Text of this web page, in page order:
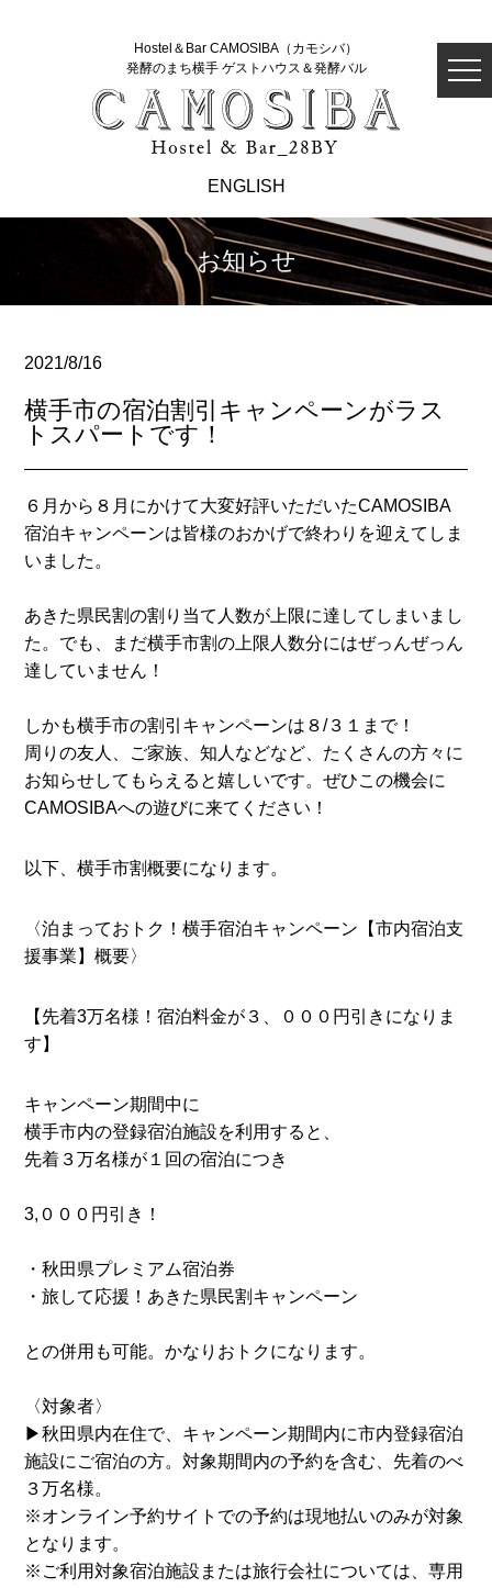
Hostel＆Bar CAMOSIBA（カモシバ）
発酵のまち横手 ゲストハウス＆発酵バル
ENGLISH
お知らせ
2021/8/16
横手市の宿泊割引キャンペーンがラス
トスパートです！
６月から８月にかけて大変好評いただいたCAMOSIBA
宿泊キャンペーンは皆様のおかげで終わりを迎えてしま
いました。
あきた県民割の割り当て人数が上限に達してしまいまし
た。でも、まだ横手市割の上限人数分にはぜっんぜっん
達していません！
しかも横手市の割引キャンペーンは８/３１まで！
周りの友人、ご家族、知人などなど、たくさんの方々に
お知らせしてもらえると嬉しいです。ぜひこの機会に
CAMOSIBAへの遊びに来てください！
以下、横手市割概要になります。
〈泊まっておトク！横手宿泊キャンペーン【市内宿泊支
援事業】概要〉
【先着3万名様！宿泊料金が３、０００円引きになりま
す】
キャンペーン期間中に
横手市内の登録宿泊施設を利用すると、
先着３万名様が１回の宿泊につき
3,０００円引き！
・秋田県プレミアム宿泊券
・旅して応援！あきた県民割キャンペーン
との併用も可能。かなりおトクになります。
〈対象者〉
▶︎秋田県内在住で、キャンペーン期間内に市内登録宿泊
施設にご宿泊の方。対象期間内の予約を含む、先着のべ
３万名様。
※オンライン予約サイトでの予約は現地払いのみが対象
となります。
※ご利用対象宿泊施設または旅行会社については、専用